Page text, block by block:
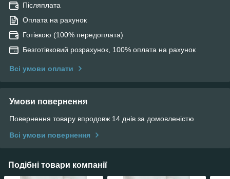
Післяплата
Оплата на рахунок
Готівкою (100% передоплата)
Безготівковий розрахунок, 100% оплата на рахунок
Всі умови оплати
Умови повернення
Повернення товару впродовж 14 днів за домовленістю
Всі умови повернення
Подібні товари компанії